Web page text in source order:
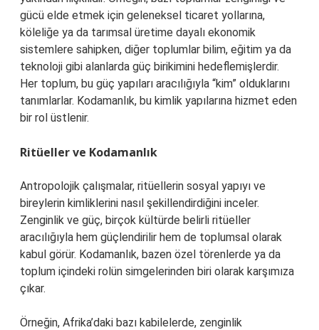
gücü elde etmek için geleneksel ticaret yollarına,
köleliğe ya da tarımsal üretime dayalı ekonomik
sistemlere sahipken, diğer toplumlar bilim, eğitim ya da
teknoloji gibi alanlarda güç birikimini hedeflemişlerdir.
Her toplum, bu güç yapıları aracılığıyla “kim” olduklarını
tanımlarlar. Kodamanlık, bu kimlik yapılarına hizmet eden
bir rol üstlenir.
Ritüeller ve Kodamanlık
Antropolojik çalışmalar, ritüellerin sosyal yapıyı ve
bireylerin kimliklerini nasıl şekillendirdiğini inceler.
Zenginlik ve güç, birçok kültürde belirli ritüeller
aracılığıyla hem güçlendirilir hem de toplumsal olarak
kabul görür. Kodamanlık, bazen özel törenlerde ya da
toplum içindeki rolün simgelerinden biri olarak karşımıza
çıkar.
Örneğin, Afrika’daki bazı kabilelerde, zenginlik